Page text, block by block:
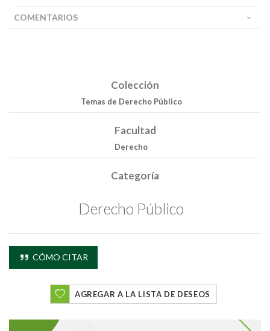
Buscar
COMENTARIOS
Colección
Temas de Derecho Público
Facultad
Derecho
Categoría
Derecho Público
CÓMO CITAR
AGREGAR A LA LISTA DE DESEOS